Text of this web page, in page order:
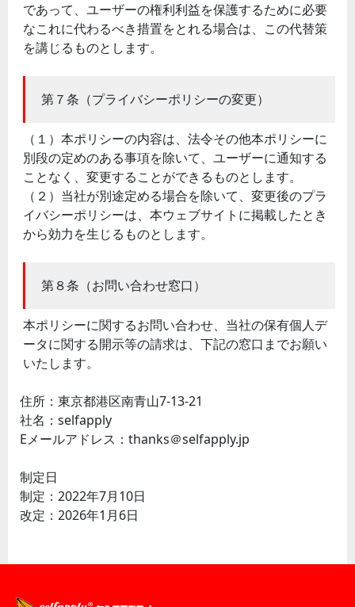
であって、ユーザーの権利利益を保護するために必要
なこれに代わるべき措置をとれる場合は、この代替策
を講じるものとします。
第７条（プライバシーポリシーの変更）
（１）本ポリシーの内容は、法令その他本ポリシーに
別段の定めのある事項を除いて、ユーザーに通知する
ことなく、変更することができるものとします。
（２）当社が別途定める場合を除いて、変更後のプラ
イバシーポリシーは、本ウェブサイトに掲載したとき
から効力を生じるものとします。
第８条（お問い合わせ窓口）
本ポリシーに関するお問い合わせ、当社の保有個人デ
ータに関する開示等の請求は、下記の窓口までお願い
いたします。
住所：東京都港区南青山7-13-21
社名：selfapply
Eメールアドレス：thanks＠selfapply.jp
制定日
制定：2022年7月10日
改定：2026年1月6日